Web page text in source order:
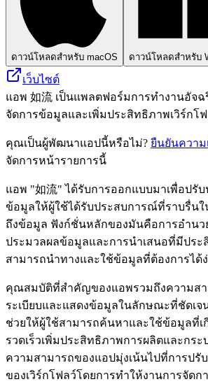
ดาวน์โหลดสำหรับ macOS ดาวน์โหลดสำหรับ
เว็บไซต์
แอพ 如流 เป็นแพลตฟอร์มการทำงานอัจฉ
จัดการข้อมูลและเพิ่มประสิทธิภาพเวิร์กโ
คุณเป็นผู้พัฒนาแอปนี้หรือไม่? ยืนยันความ
จัดการหน้ารายการนี้
แอพ "如流" ได้รับการออกแบบมาเพื่อปรับ
ข้อมูลให้ผู้ใช้ได้รับประสบการณ์ที่ราบรื่นใ
ถึงข้อมูล ฟังก์ชั่นหลักของมันคือการอำนว
ประมวลผลข้อมูลและการนำเสนอที่มีประ
สามารถนำทางและใช้ข้อมูลที่ต้องการได้
คุณสมบัติที่สำคัญของแอพรวมถึงความสา
ระเบียบและแสดงข้อมูลในลักษณะที่ชัดเจ
ช่วยให้ผู้ใช้สามารถค้นหาและใช้ข้อมูลที่เ
รวดเร็วเพิ่มประสิทธิภาพการผลิตและกร
ความสามารถของแอปมุ่งเน้นไปที่การปรั
ของเวิร์กโฟลว์โดยการทำให้งานการจัด